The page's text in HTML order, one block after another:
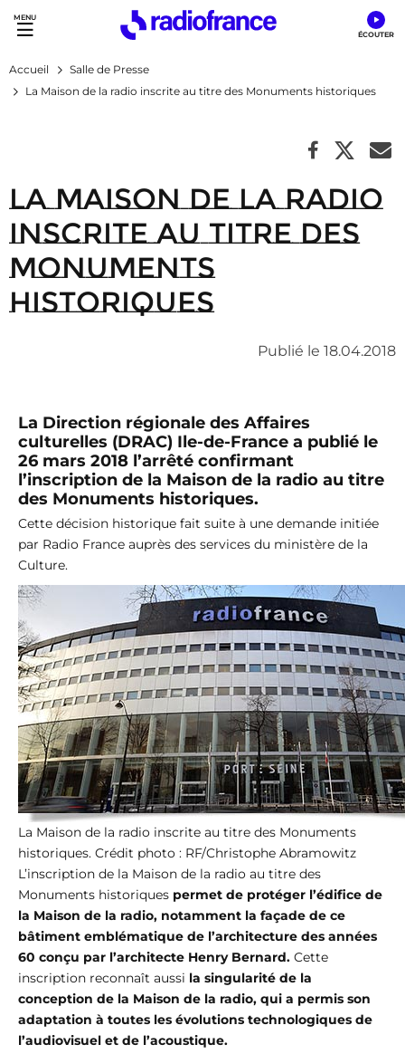
Accès direct :
Menu principal
Contenu
Accueil
Salle de Presse
La Maison de la radio inscrite au titre des Monuments historiques
La Maison de la radio
inscrite au titre des
Monuments
historiques
Publié le 18.04.2018
La Direction régionale des Affaires
culturelles (DRAC) Ile-de-France a publié le
26 mars 2018 l’arrêté confirmant
l’inscription de la Maison de la radio au titre
des Monuments historiques.
Cette décision historique fait suite à une demande initiée
par Radio France auprès des services du ministère de la
Culture.
La Maison de la radio inscrite au titre des Monuments
historiques. Crédit photo : RF/Christophe Abramowitz
L’inscription de la Maison de la radio au titre des
Monuments historiques permet de protéger l’édifice de
la Maison de la radio, notamment la façade de ce
bâtiment emblématique de l’architecture des années
60 conçu par l’architecte Henry Bernard. Cette
inscription reconnaît aussi la singularité de la
conception de la Maison de la radio, qui a permis son
adaptation à toutes les évolutions technologiques de
l’audiovisuel et de l’acoustique.